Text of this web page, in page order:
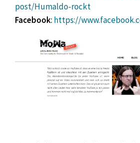
post/Humaldo-rockt
Facebook: https://